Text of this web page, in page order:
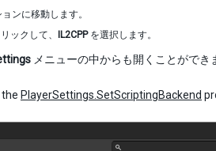
ンに移動します。
ックして、 IL2CPPを選択します。
メニューの中からも開くことができ
PlayerSettings.SetScriptingBackend